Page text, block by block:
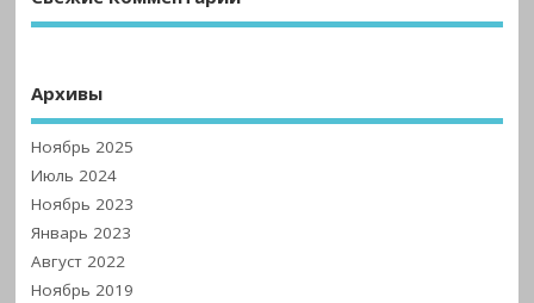
Архивы
Ноябрь 2025
Июль 2024
Ноябрь 2023
Январь 2023
Август 2022
Ноябрь 2019